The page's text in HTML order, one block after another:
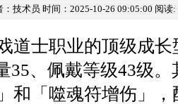
：技术员 时间：2025-10-26 09:05:00 阅读:
道士职业的顶级成
35、佩戴等级43级
和「噬魂符增伤」